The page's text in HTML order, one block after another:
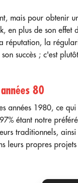
mais pour obtenir
en plus de son effet
réputation, la
succès ; c'est
80
années 1980, ce
étant notre
traditionnels,
leurs propres projets